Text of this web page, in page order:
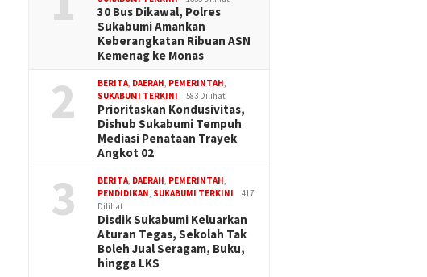
30 Bus Dikawal, Polres
Sukabumi Amankan
Keberangkatan Ribuan ASN
Kemenag ke Monas
2 BERITA, DAERAH, PEMERINTAH,
SUKABUMI TERKINI
583 Dilihat
Prioritaskan Kondusivitas,
Dishub Sukabumi Tempuh
Mediasi Penataan Trayek
Angkot 02
3 BERITA, DAERAH, PEMERINTAH,
PENDIDIKAN, SUKABUMI TERKINI
417
Dilihat
Disdik Sukabumi Keluarkan
Aturan Tegas, Sekolah Tak
Boleh Jual Seragam, Buku,
hingga LKS